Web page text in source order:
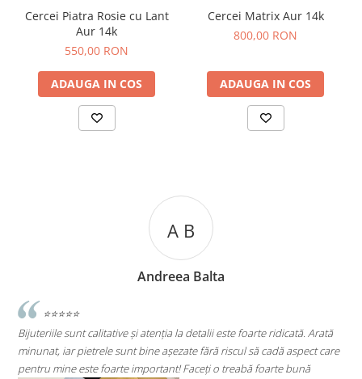
Cercei Piatra Rosie cu Lant
Aur 14k
550,00 RON
ADAUGA IN COS
Cercei Matrix Aur 14k
800,00 RON
ADAUGA IN COS
este foarte ridicată. Arată
riscul să cadă aspect care
o treabă foarte bună
⭐⭐⭐⭐⭐
Super mulțumită!! Sunt superbi cerceii!!!